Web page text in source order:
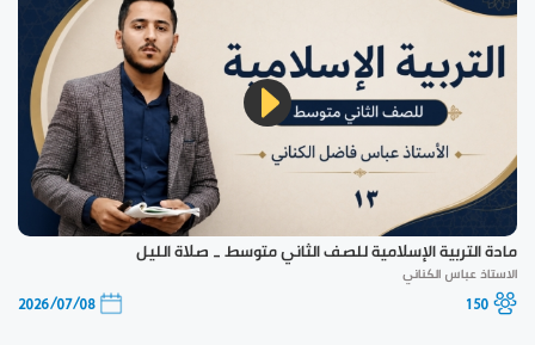
مادة التربية الإسلامية للصف الثاني متوسط _ صلاة الليل
الاستاذ عباس الكناني
150
2026/07/08